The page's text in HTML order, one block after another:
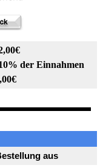
der Einnahmen
aus